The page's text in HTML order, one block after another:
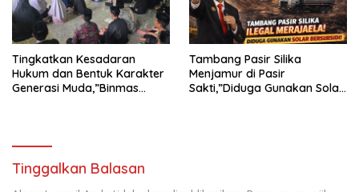
Tingkatkan Kesadaran
Hukum dan Bentuk Karakter
Generasi Muda,”Binmas
Tambang Pasir Silika
Menjamur di Pasir
Sakti,”Diduga Gunakan Solar
Tinggalkan Balasan